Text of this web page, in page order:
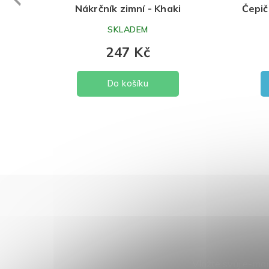
Nákrčník zimní - Khaki
247 Kč
Do košíku
SKLADEM